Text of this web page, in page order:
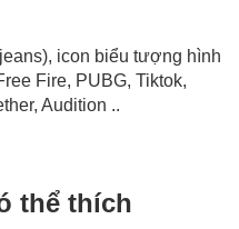
icon biểu tượng hình
Fire, PUBG, Tiktok,
Audition ..
thể thích